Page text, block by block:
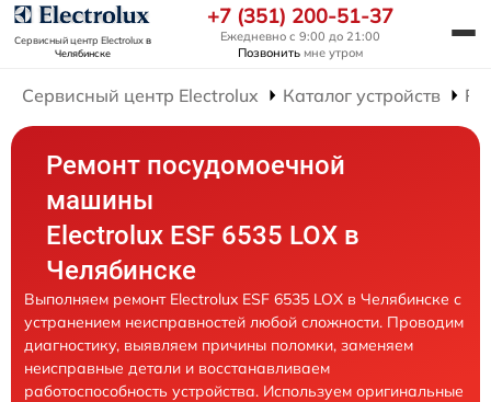
Сервисный центр Electroluxв
Челябинске
+7 (351) 200-51-37
Ежедневно с 9:00 до 21:00
Позвонить мне утром
Сервисный центр Electrolux Каталог устройств
Ремонт посудомоечной
машины
Electrolux ESF 6535 LOX в
Челябинске
Выполняем ремонт Electrolux ESF 6535 LOX в Челябинске с
устранением неисправностей любой сложности. Проводим
диагностику, выявляем причины поломки, заменяем
неисправные детали и восстанавливаем
работоспособность устройства. Используем оригинальные